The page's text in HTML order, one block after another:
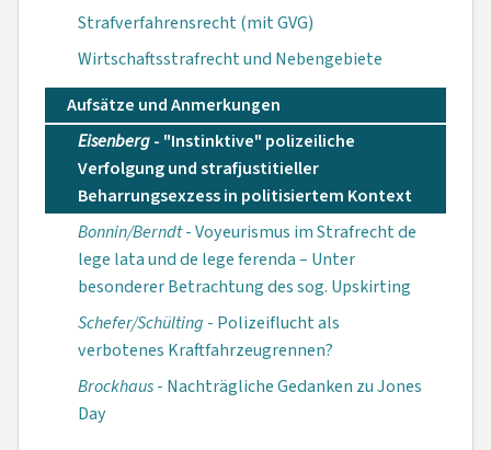
Strafverfahrensrecht (mit GVG)
Wirtschaftsstrafrecht und Nebengebiete
Aufsätze und Anmerkungen
Eisenberg- "Instinktive" polizeiliche
Verfolgung und strafjustitieller
Beharrungsexzess in politisiertem Kontext
Bonnin/Berndt- Voyeurismus im Strafrecht de
lege lata und de lege ferenda – Unter
besonderer Betrachtung des sog. Upskirting
Schefer/Schülting - Polizeiflucht als
verbotenes Kraftfahrzeugrennen?
Brockhaus- Nachträgliche Gedanken zu Jones
Day